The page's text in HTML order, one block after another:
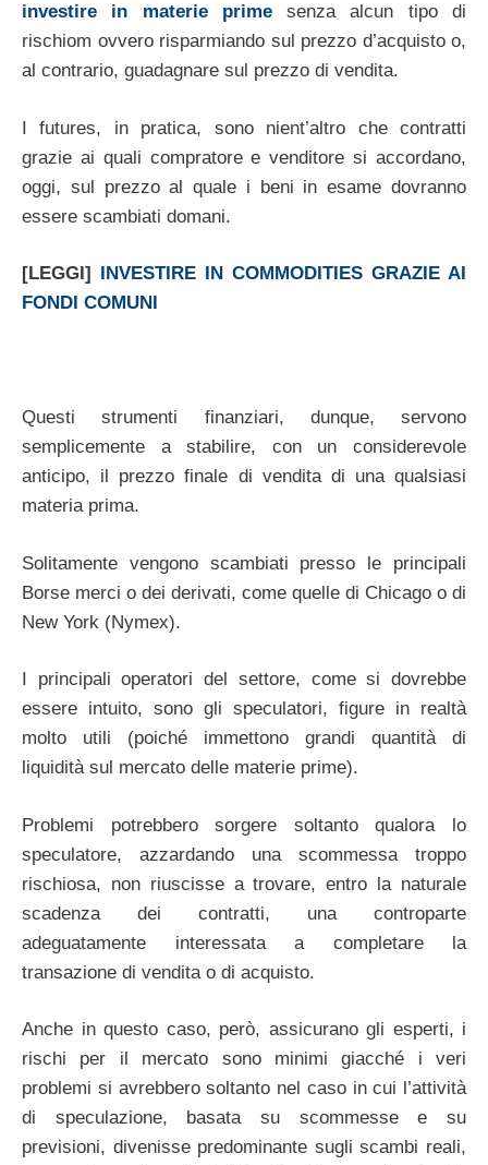
investire in materie primesenza alcun tipo di
rischiom ovvero risparmiando sul prezzo d’acquisto o,
al contrario, guadagnare sul prezzo di vendita.
I futures, in pratica, sono nient’altro che contratti
grazie ai quali compratore e venditore si accordano,
oggi, sul prezzo al quale i beni in esame dovranno
essere scambiati domani.
[LEGGI]
INVESTIRE IN COMMODITIES GRAZIE AI
FONDI COMUNI
Questi strumenti finanziari, dunque, servono
semplicemente a stabilire, con un considerevole
anticipo, il prezzo finale di vendita di una qualsiasi
materia prima.
Solitamente vengono scambiati presso le principali
Borse merci o dei derivati, come quelle di Chicago o di
New York (Nymex).
I principali operatori del settore, come si dovrebbe
essere intuito, sono gli speculatori, figure in realtà
molto utili (poiché immettono grandi quantità di
liquidità sul mercato delle materie prime).
Problemi potrebbero sorgere soltanto qualora lo
speculatore, azzardando una scommessa troppo
rischiosa, non riuscisse a trovare, entro la naturale
scadenza dei contratti, una controparte
adeguatamente interessata a completare la
transazione di vendita o di acquisto.
Anche in questo caso, però, assicurano gli esperti, i
rischi per il mercato sono minimi giacché i veri
problemi si avrebbero soltanto nel caso in cui l’attività
di speculazione, basata su scommesse e su
previsioni, divenisse predominante sugli scambi reali,